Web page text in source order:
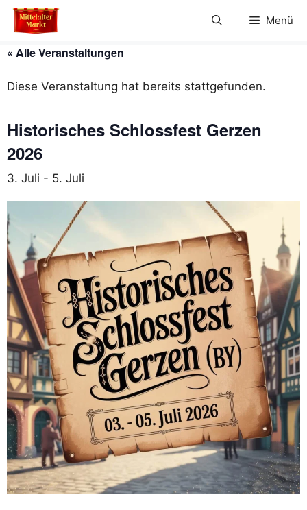
Zum
Inhalt
Menü
« Alle Veranstaltungen
Diese Veranstaltung hat bereits stattgefunden.
Historisches Schlossfest Gerzen
2026
3. Juli - 5. Juli